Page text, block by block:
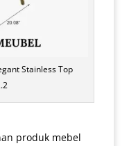
Stainless Top
produk mebel